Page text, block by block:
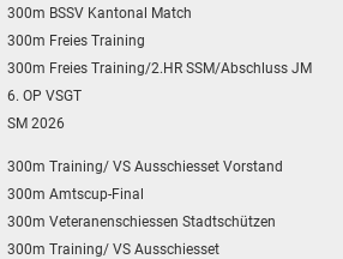
300m BSSV Kantonal Match
300m Freies Training
300m Freies Training/2.HR SSM/Abschluss JM
6. OP VSGT
SM 2026
300m Training/ VS Ausschiesset Vorstand
300m Amtscup-Final
300m Veteranenschiessen Stadtschützen
300m Training/ VS Ausschiesset